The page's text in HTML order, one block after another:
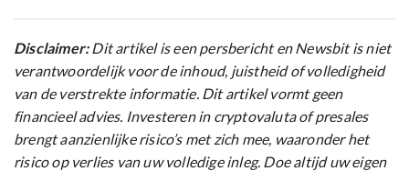
Disclaimer:Dit artikel is een persbericht en Newsbit is niet
verantwoordelijk voor de inhoud, juistheid of volledigheid
van de verstrekte informatie. Dit artikel vormt geen
financieel advies. Investeren in cryptovaluta of presales
brengt aanzienlijke risico’s met zich mee, waaronder het
risico op verlies van uw volledige inleg. Doe altijd uw eigen